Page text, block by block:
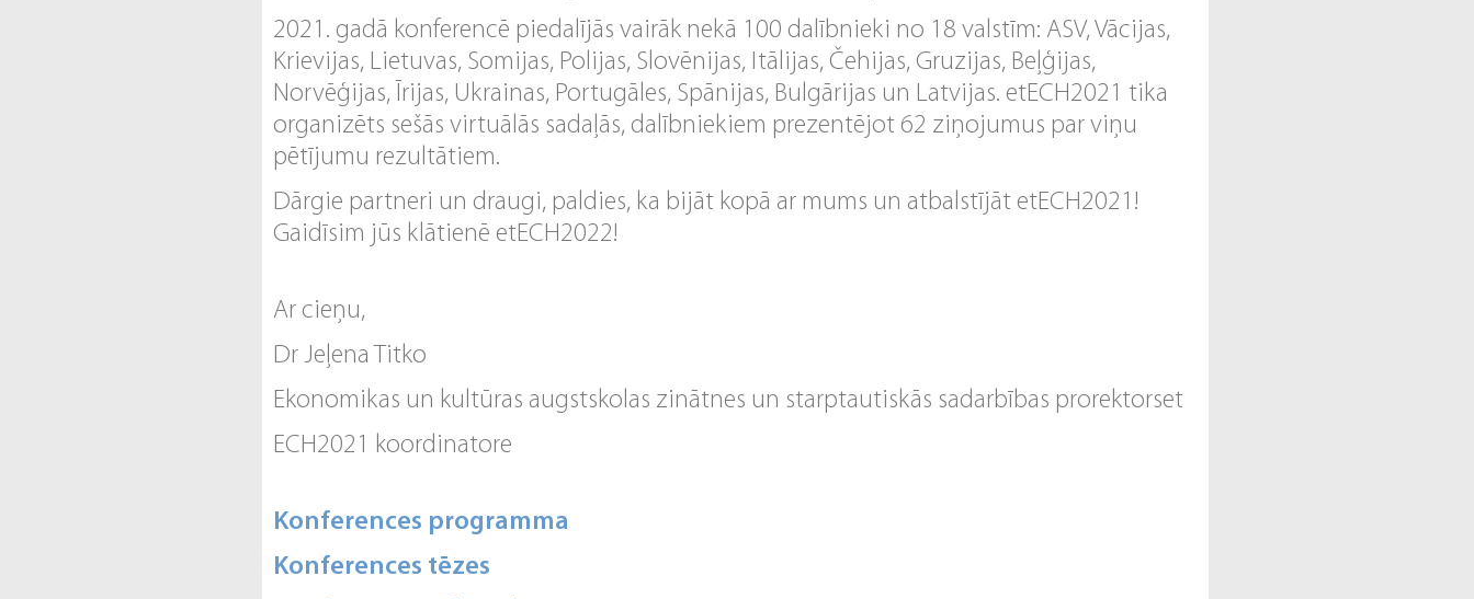
2021. gadā konferencē piedalījās vairāk nekā 100 dalībnieki no 18 valstīm: ASV, Vācijas,
Krievijas, Lietuvas, Somijas, Polijas, Slovēnijas, Itālijas, Čehijas, Gruzijas, Beļģijas,
Norvēģijas, Īrijas, Ukrainas, Portugāles, Spānijas, Bulgārijas un Latvijas. etECH2021 tika
organizēts sešās virtuālās sadaļās, dalībniekiem prezentējot 62 ziņojumus par viņu
pētījumu rezultātiem.
Dārgie partneri un draugi, paldies, ka bijāt kopā ar mums un atbalstījāt etECH2021!
Gaidīsim jūs klātienē etECH2022!
Ar cieņu,
Dr Jeļena Titko
Ekonomikas un kultūras augstskolas zinātnes un starptautiskās sadarbības prorektorset
ECH2021 koordinatore
Konferences programma
Konferences tēzes